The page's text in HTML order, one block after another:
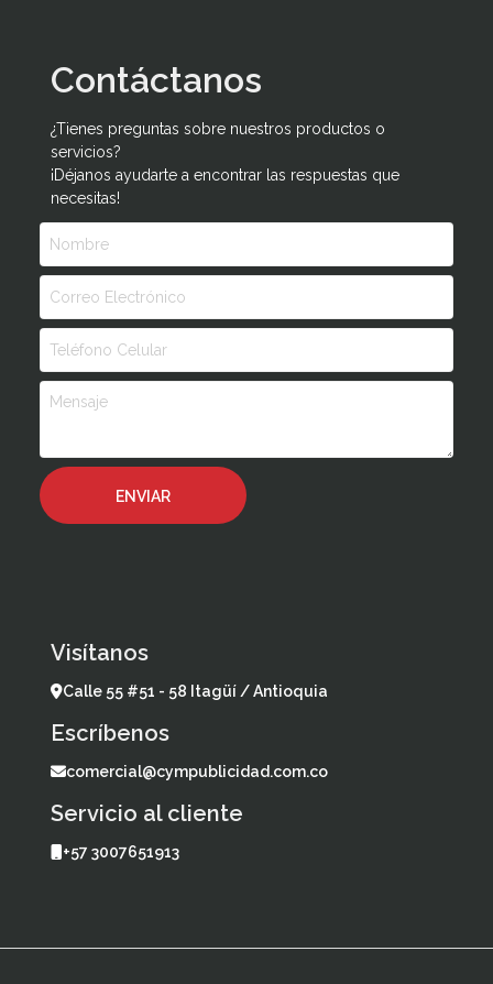
Contáctanos
¿Tienes preguntas sobre nuestros productos o
servicios?
¡Déjanos ayudarte a encontrar las respuestas que
necesitas!
Visítanos
Calle 55 #51 - 58 Itagüí / Antioquia
Escríbenos
comercial@cympublicidad.com.co
Servicio al cliente
+57 3007651913